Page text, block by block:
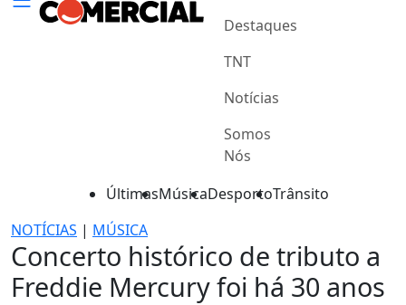
Destaques
TNT
Notícias
Somos
Nós
ÚltimasMúsicaDesportoTrânsito
NOTÍCIAS | MÚSICA
Concerto histórico de tributo a
Freddie Mercury foi há 30 anos